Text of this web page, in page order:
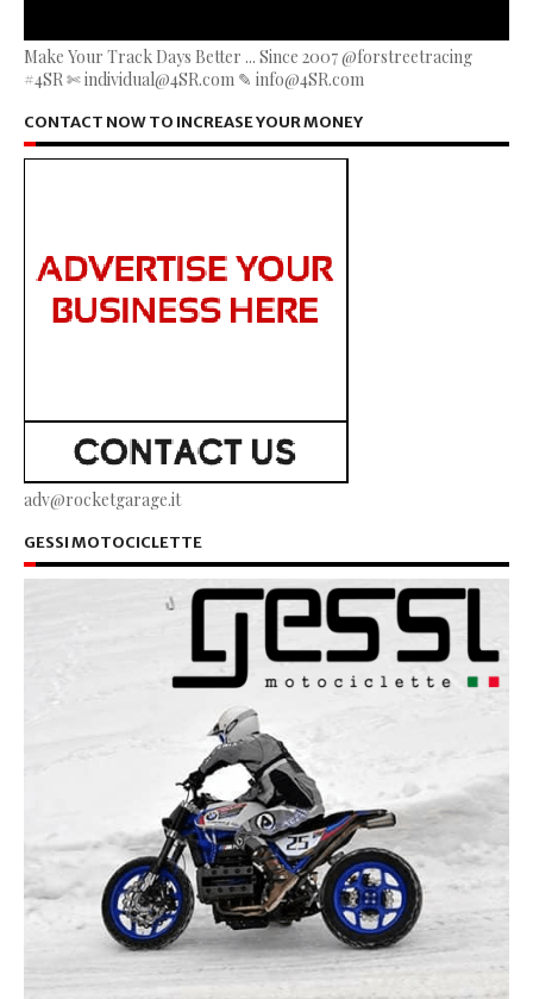
Make Your Track Days Better ... Since 2007 @forstreetracing
#4SR ✄ individual@4SR.com ✎ info@4SR.com
CONTACT NOW TO INCREASE YOUR MONEY
adv@rocketgarage.it
GESSI MOTOCICLETTE